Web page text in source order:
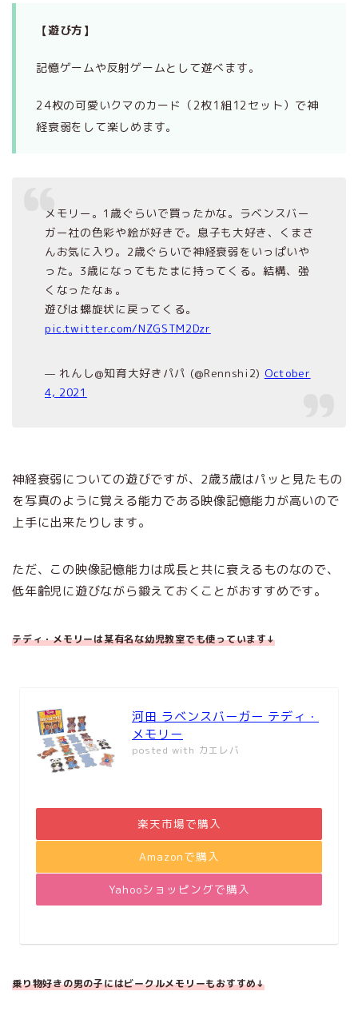
【遊び方】
記憶ゲームや反射ゲームとして遊べます。
24枚の可愛いクマのカード（2枚1組12セット）で神
経衰弱をして楽しめます。
メモリー。1歳ぐらいで買ったかな。ラベンスバー
ガー社の色彩や絵が好きで。息子も大好き、くまさ
んお気に入り。2歳ぐらいで神経衰弱をいっぱいや
った。3歳になってもたまに持ってくる。結構、強
くなったなぁ。
遊びは螺旋状に戻ってくる。
pic.twitter.com/NZGSTM2Dzr
— れんし@知育大好きパパ (@Rennshi2) October
4, 2021
神経衰弱についての遊びですが、2歳3歳はパッと見たもの
を写真のように覚える能力である映像記憶能力が高いので
上手に出来たりします。
ただ、この映像記憶能力は成長と共に衰えるものなので、
低年齢児に遊びながら鍛えておくことがおすすめです。
テディ・メモリーは某有名な幼児教室でも使っています↓
河田 ラベンスバーガー テディ・
メモリー
posted with カエレバ
楽天市場で購入
Amazonで購入
Yahooショッピングで購入
乗り物好きの男の子にはビークルメモリーもおすすめ↓